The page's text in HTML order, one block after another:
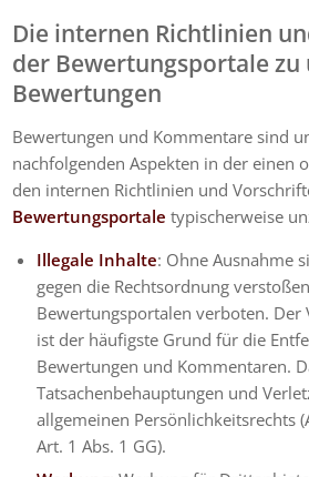
Die internen Richtlinien
der Bewertungsportale zu
Bewertungen
Bewertungen und Kommentare sind
nachfolgenden Aspekten in der einen
den internen Richtlinien und
Bewertungsportale typischerweise
Illegale Inhalte: Ohne Ausnahme
gegen die Rechtsordnung
Bewertungsportalen verboten. Der
ist der häufigste Grund für die
Bewertungen und Kommentaren.
Tatsachenbehauptungen und
allgemeinen Persönlichkeitsrechts
Art. 1 Abs. 1 GG).